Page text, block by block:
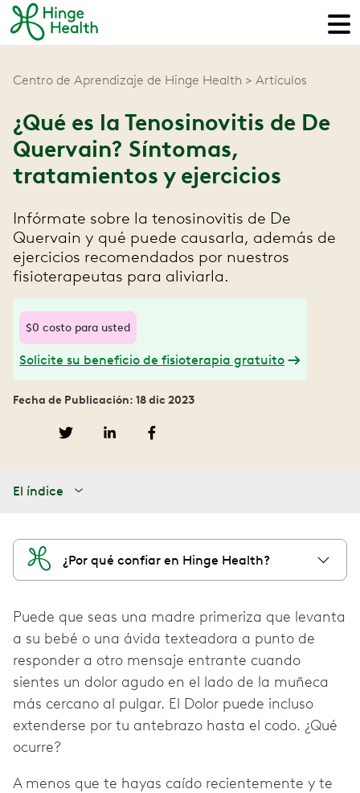
Centro de Aprendizaje de Hinge Health Artículos
¿Qué es la Tenosinovitis de De
Quervain? Síntomas,
tratamientos y ejercicios
Infórmate sobre la tenosinovitis de De
Quervain y qué puede causarla, además de
ejercicios recomendados por nuestros
fisioterapeutas para aliviarla.
$0 costo para usted
Solicite su beneficio de fisioterapia gratuito
Fecha de Publicación: 18 dic 2023
El índice
¿Por qué confiar en Hinge Health?
Puede que seas una madre primeriza que levanta
a su bebé o una ávida texteadora a punto de
responder a otro mensaje entrante cuando
sientes un dolor agudo en el lado de la muñeca
más cercano al pulgar. El Dolor puede incluso
extenderse por tu antebrazo hasta el codo. ¿Qué
ocurre?
A menos que te hayas caído recientemente y te